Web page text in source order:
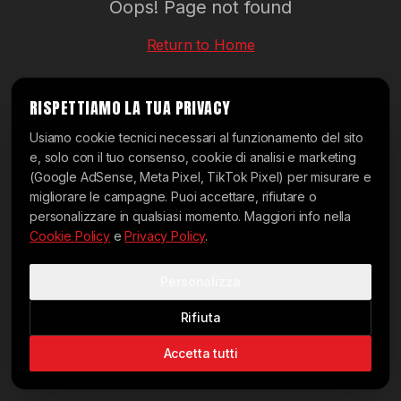
RISPETTIAMO LA TUA PRIVACY
Usiamo cookie tecnici necessari al funzionamento del sito
e, solo con il tuo consenso, cookie di analisi e marketing
(Google AdSense, Meta Pixel, TikTok Pixel) per misurare e
migliorare le campagne. Puoi accettare, rifiutare o
personalizzare in qualsiasi momento. Maggiori info nella
Cookie Policy e Privacy Policy.
Rifiuta
Accetta tutti
Oops! Page not found
Return to Home